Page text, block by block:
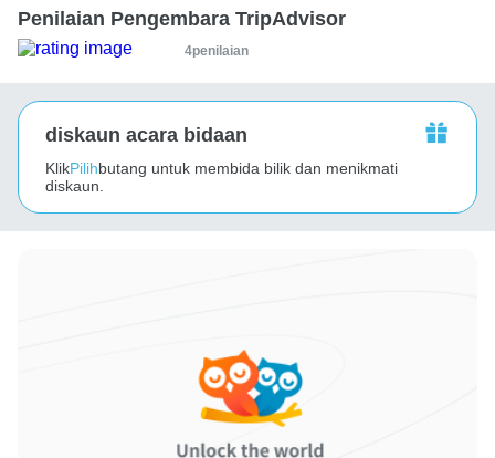
Penilaian Pengembara TripAdvisor
4penilaian
diskaun acara bidaan
KlikPilihbutang untuk membida bilik dan menikmati
diskaun.